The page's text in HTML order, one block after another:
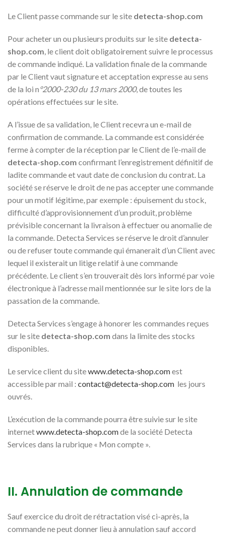
Le Client passe commande sur le site detecta-shop.com
Pour acheter un ou plusieurs produits sur le site detecta-
shop.com, le client doit obligatoirement suivre le processus
de commande indiqué. La validation finale de la commande
par le Client vaut signature et acceptation expresse au sens
de la loi n°2000-230 du 13 mars 2000, de toutes les
opérations effectuées sur le site.
A l’issue de sa validation, le Client recevra un e-mail de
confirmation de commande. La commande est considérée
ferme à compter de la réception par le Client de l’e-mail de
detecta-shop.com confirmant l’enregistrement définitif de
ladite commande et vaut date de conclusion du contrat. La
société se réserve le droit de ne pas accepter une commande
pour un motif légitime, par exemple : épuisement du stock,
difficulté d’approvisionnement d’un produit, problème
prévisible concernant la livraison à effectuer ou anomalie de
la commande. Detecta Services se réserve le droit d’annuler
ou de refuser toute commande qui émanerait d’un Client avec
lequel il existerait un litige relatif à une commande
précédente. Le client s’en trouverait dès lors informé par voie
électronique à l’adresse mail mentionnée sur le site lors de la
passation de la commande.
Detecta Services s’engage à honorer les commandes reçues
sur le site detecta-shop.com dans la limite des stocks
disponibles.
Le service client du sitewww.detecta-shop.comest
accessible par mail : contact@detecta-shop.com les jours
ouvrés.
L’exécution de la commande pourra être suivie sur le site
internetwww.detecta-shop.comde la société Detecta
Services dans la rubrique « Mon compte ».
II. Annulation de commande
Sauf exercice du droit de rétractation visé ci-après, la
commande ne peut donner lieu à annulation sauf accord